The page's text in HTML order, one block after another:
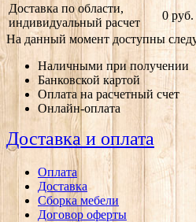
Доставка по области,
индивидуальный расчет
0 руб.
На данный момент доступны
Наличными при получении
Банковской картой
Оплата на расчетный счет
Онлайн-оплата
Доставка и оплата
Оплата
Доставка
Сборка мебели
Договор оферты